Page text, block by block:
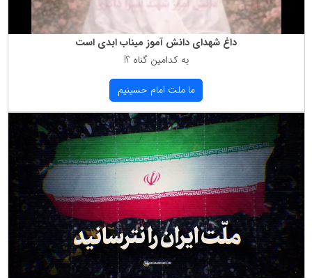
داغ شهدای دانش آموز میناب ابدی است
به كدامین گناه ؟!
ما ملت امام حسینیم